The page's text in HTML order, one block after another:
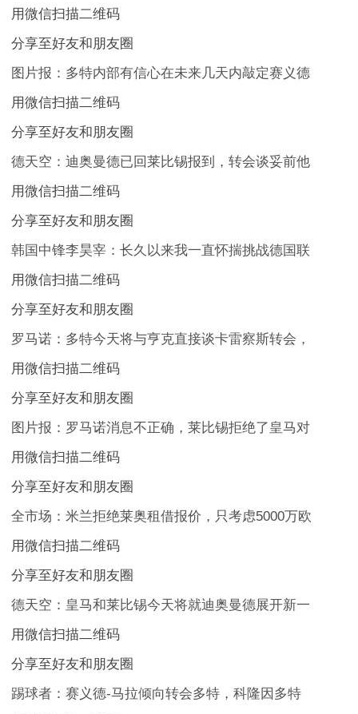
用微信扫描二维码
分享至好友和朋友圈
图片报：多特内部有信心在未来几天内敲定赛义德
用微信扫描二维码
分享至好友和朋友圈
德天空：迪奥曼德已回莱比锡报到，转会谈妥前他
用微信扫描二维码
分享至好友和朋友圈
韩国中锋李昊宰：长久以来我一直怀揣挑战德国联
用微信扫描二维码
分享至好友和朋友圈
罗马诺：多特今天将与亨克直接谈卡雷察斯转会，
用微信扫描二维码
分享至好友和朋友圈
图片报：罗马诺消息不正确，莱比锡拒绝了皇马对
用微信扫描二维码
分享至好友和朋友圈
全市场：米兰拒绝莱奥租借报价，只考虑5000万欧
用微信扫描二维码
分享至好友和朋友圈
德天空：皇马和莱比锡今天将就迪奥曼德展开新一
用微信扫描二维码
分享至好友和朋友圈
踢球者：赛义德-马拉倾向转会多特，科隆因多特